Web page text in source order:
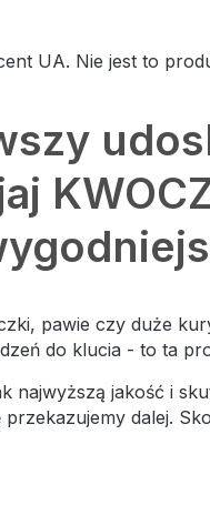
UA. Nie jest to
pawie czy duże
do klucia - to ta
jakość i
dalej.